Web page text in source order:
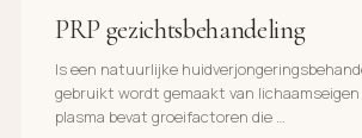
PRP gezichtsbehandeling
Is een natuurlijke
gebruikt wordt gemaakt van lichaamseigen
plasma bevat groeifactoren die …